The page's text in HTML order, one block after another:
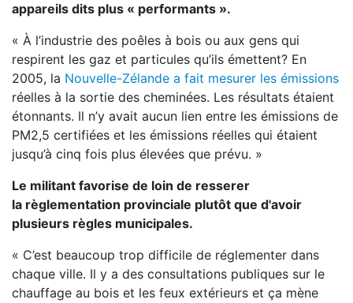
appareils dits plus « performants ».
« À l’industrie des poêles à bois ou aux gens qui
respirent les gaz et particules qu’ils émettent? En
2005, la Nouvelle-Zélande a fait mesurer les émissions
réelles à la sortie des cheminées. Les résultats étaient
étonnants. Il n’y avait aucun lien entre les émissions de
PM2,5 certifiées et les émissions réelles qui étaient
jusqu’à cinq fois plus élevées que prévu. »
Le militant favorise de loin de resserer
la règlementation provinciale plutôt que d'avoir
plusieurs règles municipales.
« C’est beaucoup trop difficile de réglementer dans
chaque ville. Il y a des consultations publiques sur le
chauffage au bois et les feux extérieurs et ça mène